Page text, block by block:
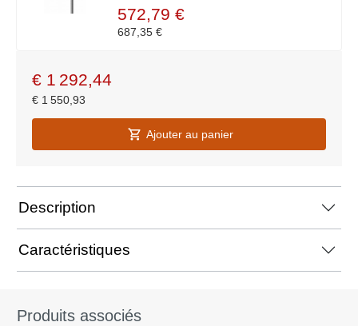
572,79 €
687,35 €
€ 1 292,44
€ 1 550,93
Ajouter au panier
Description
Caractéristiques
Produits associés